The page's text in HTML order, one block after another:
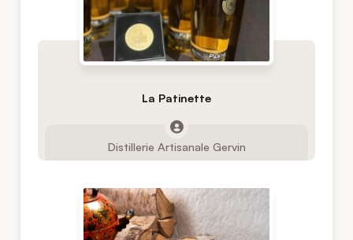
La Patinette
Distillerie Artisanale Gervin